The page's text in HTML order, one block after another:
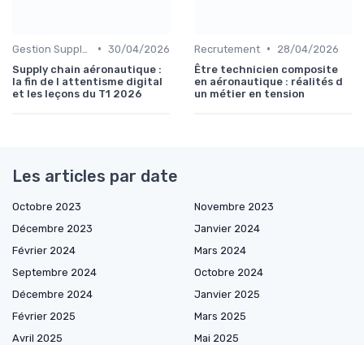
• 30/04/2026
Supply chain aéronautique :
la fin de l attentisme digital
et les leçons du T1 2026
Recrutement •
28/04/2026
Être technicien composite
en aéronautique : réalités d
un métier en tension
Les articles par date
Octobre 2023
Novembre 2023
Décembre 2023
Janvier 2024
Février 2024
Mars 2024
Septembre 2024
Octobre 2024
Décembre 2024
Janvier 2025
Février 2025
Mars 2025
Avril 2025
Mai 2025